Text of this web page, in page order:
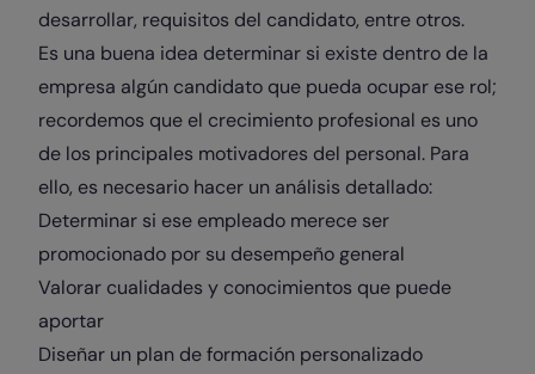
desarrollar, requisitos del candidato, entre otros.
Es una buena idea determinar si existe dentro de la
empresa algún candidato que pueda ocupar ese rol;
recordemos que el crecimiento profesional es uno
de los principales motivadores del personal. Para
ello, es necesario hacer un análisis detallado:
Determinar si ese empleado merece ser
promocionado por su desempeño general
Valorar cualidades y conocimientos que puede
aportar
Diseñar un plan de formación personalizado